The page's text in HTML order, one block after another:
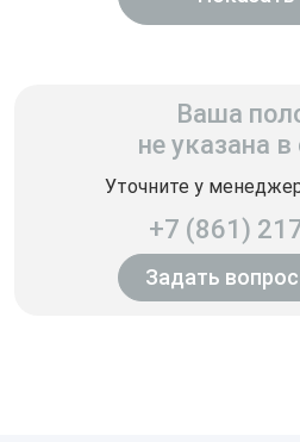
Ваша
не указана в
Уточните у
+7 (861)
Задать